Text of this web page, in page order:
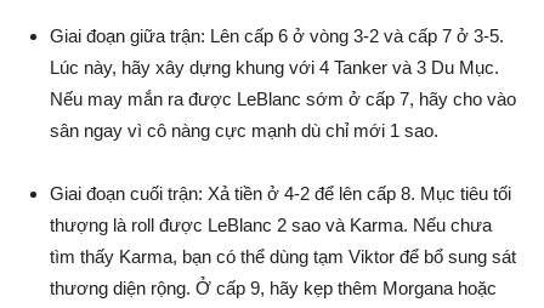
Giai đoạn giữa trận: Lên cấp 6 ở vòng 3-2 và cấp 7 ở 3-5.
Lúc này, hãy xây dựng khung với 4 Tanker và 3 Du Mục.
Nếu may mắn ra được LeBlanc sớm ở cấp 7, hãy cho vào
sân ngay vì cô nàng cực mạnh dù chỉ mới 1 sao.
Giai đoạn cuối trận: Xả tiền ở 4-2 để lên cấp 8. Mục tiêu tối
thượng là roll được LeBlanc 2 sao và Karma. Nếu chưa
tìm thấy Karma, bạn có thể dùng tạm Viktor để bổ sung sát
thương diện rộng. Ở cấp 9, hãy kẹp thêm Morgana hoặc